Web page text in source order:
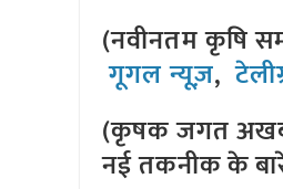
(नवीनतम कृषि
गूगल न्यूज़,
(कृषक जगत
नई तकनीक के